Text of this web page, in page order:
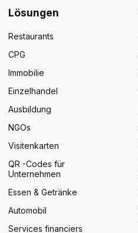
Lösungen
Restaurants
CPG
Immobilie
Einzelhandel
Ausbildung
NGOs
Visitenkarten
QR -Codes für
Unternehmen
Essen & Getränke
Automobil
Services financiers